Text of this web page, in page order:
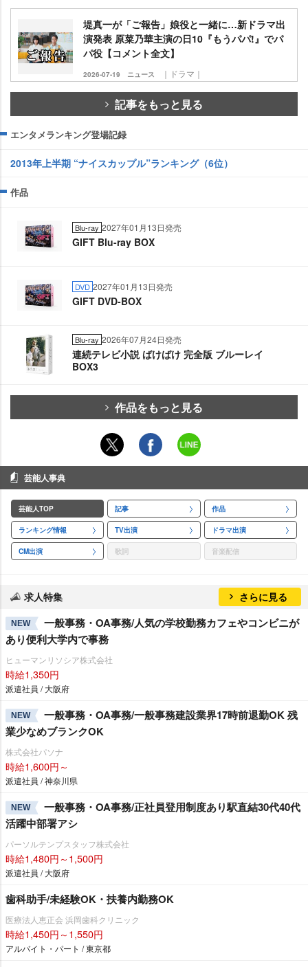
堤真一が「ご報告」娘役と一緒に…新ドラマ出
演発表 原菜乃華主演の日10『もうパパ!』でパ
パ役【コメント全文】
2026-07-19 ニュース ｜ドラマ｜
記事をもっと見る
エンタメランキング登場記録
2013年上半期 “ナイスカップル”ランキング（6位）
作品
Blu-ray 2027年01月13日発売
GIFT Blu-ray BOX
DVD 2027年01月13日発売
GIFT DVD-BOX
Blu-ray 2026年07月24日発売
連続テレビ小説 ばけばけ 完全版 ブルーレイ
BOX3
作品をもっと見る
芸能人事典
芸能人TOP 記事 作品
ランキング情報 TV出演 ドラマ出演
CM出演 歌詞 音楽配信
求人特集 さらに見る
NEW
一般事務・OA事務/人気の学校勤務カフェやコンビニが
あり便利大学内で事務
ヒューマンリソシア株式会社
時給1,350円
派遣社員 / 大阪府
NEW
一般事務・OA事務/一般事務建設業界17時前退勤OK 残
業少なめブランクOK
株式会社パソナ
時給1,600円～
派遣社員 / 神奈川県
NEW
一般事務・OA事務/正社員登用制度あり駅直結30代40代
活躍中部署アシ
パーソルテンプスタッフ株式会社
時給1,480円～1,500円
派遣社員 / 大阪府
歯科助手/未経験OK・扶養内勤務OK
医療法人恵正会 浜岡歯科クリニック
時給1,450円～1,550円
アルバイト・パート / 東京都